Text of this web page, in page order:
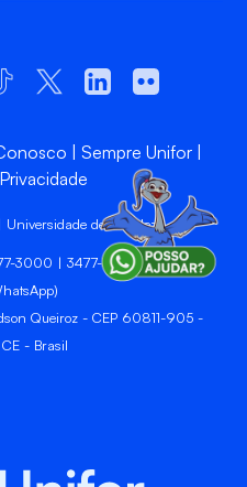
Sempre Unifor
de Fortaleza
3000 | 3477-3400 | 99246-
Queiroz - CEP 60811-905 -
- Brasil